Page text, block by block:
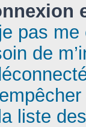
pas
de
liste